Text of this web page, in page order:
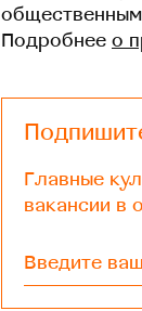
Подробнее о
Главные
вакансии в